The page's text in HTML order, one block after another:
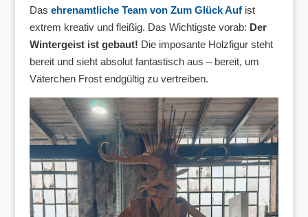
Das ehrenamtliche Team von Zum Glück Auf ist
extrem kreativ und fleißig. Das Wichtigste vorab: Der
Wintergeist ist gebaut! Die imposante Holzfigur steht
bereit und sieht absolut fantastisch aus – bereit, um
Väterchen Frost endgültig zu vertreiben.